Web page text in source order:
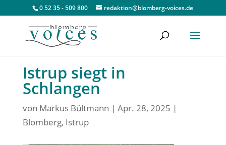
0 52 35 - 509 800 redaktion@blomberg-voices.de
Istrup siegt in
Schlangen
von Markus Bültmann | Apr. 28, 2025 |
Blomberg, Istrup